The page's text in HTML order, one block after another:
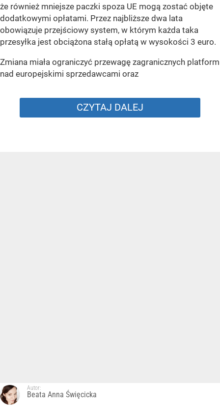
że również mniejsze paczki spoza UE mogą zostać objęte
dodatkowymi opłatami. Przez najbliższe dwa lata
obowiązuje przejściowy system, w którym każda taka
przesyłka jest obciążona stałą opłatą w wysokości 3 euro.
Zmiana miała ograniczyć przewagę zagranicznych platform
nad europejskimi sprzedawcami oraz
CZYTAJ DALEJ
Autor:
Beata Anna Święcicka